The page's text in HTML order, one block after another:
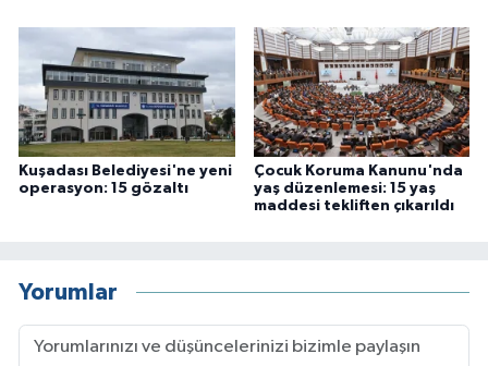
Kuşadası Belediyesi'ne yeni
operasyon: 15 gözaltı
Çocuk Koruma Kanunu'nda
yaş düzenlemesi: 15 yaş
maddesi tekliften çıkarıldı
Yorumlar